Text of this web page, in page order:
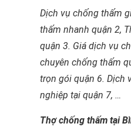
Dịch vụ chống thấm
thấm nhanh quận 2,
quận 3. Giá dịch vụ
chuyên chống thấm
trọn gói quận 6. Dịch
nghiệp tại quận 7, …
Thợ chống thấm tại